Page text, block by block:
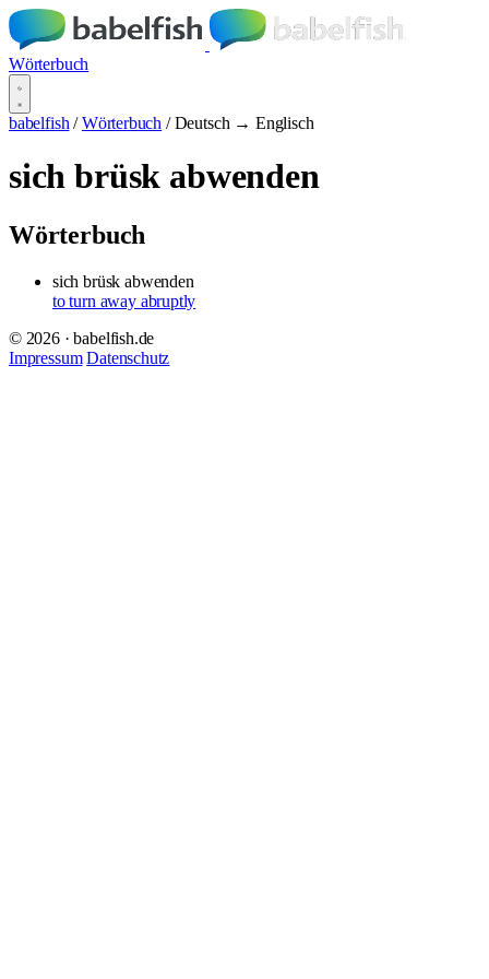
Wörterbuch
babelfish / Wörterbuch / Deutsch → Englisch
sich brüsk abwenden
Wörterbuch
sich brüsk abwenden
to turn away abruptly
© 2026 · babelfish.de
Impressum Datenschutz